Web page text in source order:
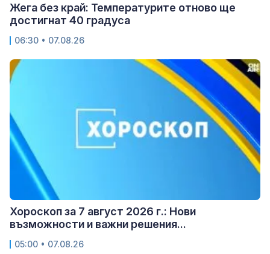
Жега без край: Температурите отново ще
достигнат 40 градуса
06:30 • 07.08.26
Хороскоп за 7 август 2026 г.: Нови
възможности и важни решения...
05:00 • 07.08.26